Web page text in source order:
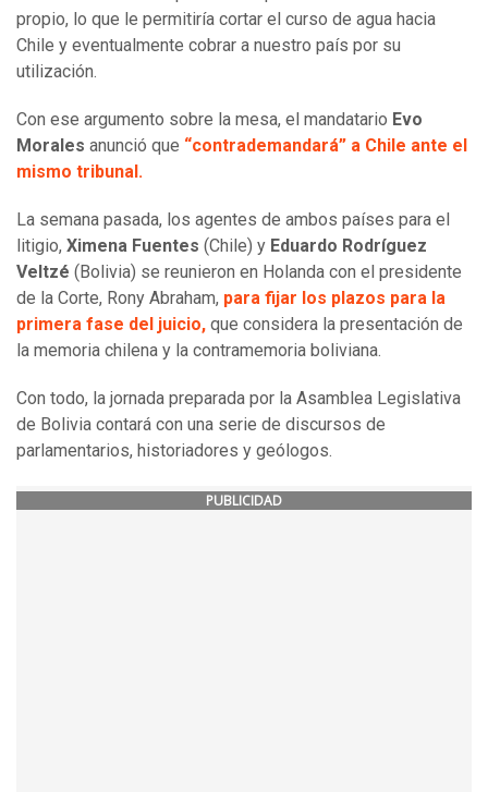
propio, lo que le permitiría cortar el curso de agua hacia
Chile y eventualmente cobrar a nuestro país por su
utilización.
Con ese argumento sobre la mesa, el mandatario Evo
Morales anunció que “contrademandará” a Chile ante el
mismo tribunal.
La semana pasada, los agentes de ambos países para el
litigio, Ximena Fuentes (Chile) y Eduardo Rodríguez
Veltzé (Bolivia) se reunieron en Holanda con el presidente
de la Corte, Rony Abraham, para fijar los plazos para la
primera fase del juicio, que considera la presentación de
la memoria chilena y la contramemoria boliviana.
Con todo, la jornada preparada por la Asamblea Legislativa
de Bolivia contará con una serie de discursos de
parlamentarios, historiadores y geólogos.
PUBLICIDAD